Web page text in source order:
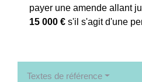
payer une amende allant
15 000 € s'il s'agit d'une
Textes de référence